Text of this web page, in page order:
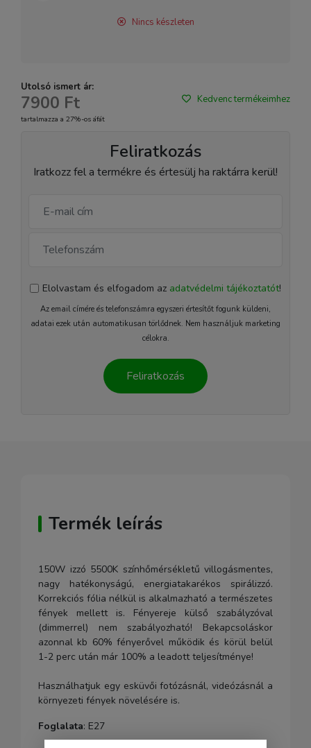
Nincs készleten
Utolsó ismert ár:
7900 Ft
tartalmazza a 27%-os áfát
Kedvenc termékeimhez
Feliratkozás
Iratkozz fel a termékre és értesülj ha raktárra kerül!
Elolvastam és elfogadom az adatvédelmi tájékoztatót!
Az email címére és telefonszámra egyszeri értesítőt fogunk küldeni,
adatai ezek után automatikusan törlődnek. Nem használjuk marketing
célokra.
Feliratkozás
Termék leírás
150W izzó 5500K színhőmérsékletű villogásmentes,
nagy hatékonyságú, energiatakarékos spirálizzó.
Korrekciós fólia nélkül is alkalmazható a természetes
fények mellett is. Fényereje külső szabályzóval
(dimmerrel) nem szabályozható! Bekapcsoláskor
azonnal kb 60% fényerővel működik és körül belül
1-2 perc után már 100% a leadott teljesítménye!
Használhatjuk egy esküvői fotózásnál, videózásnál a
környezeti fények növelésére is.
Foglalata: E27